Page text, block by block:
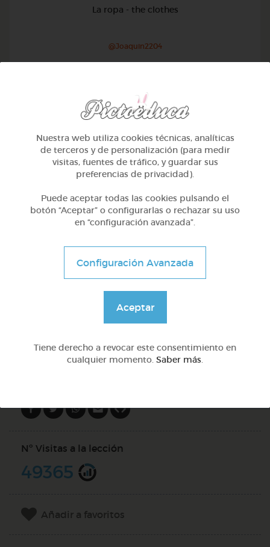
La ropa - the clothes
@Joaquin2204
1º Primaria (6-7 años)
Inglés: people, family & job
DOCS (4)
Nº Visitas a la lección
49365
Añadir a favoritos
Nuestra web utiliza cookies técnicas, analíticas
de terceros y de personalización (para medir
visitas, fuentes de tráfico, y guardar sus
preferencias de privacidad).
Puede aceptar todas las cookies pulsando el
botón “Aceptar” o configurarlas o rechazar su uso
en “configuración avanzada”.
Configuración Avanzada
Aceptar
Tiene derecho a revocar este consentimiento en
cualquier momento. Saber más.